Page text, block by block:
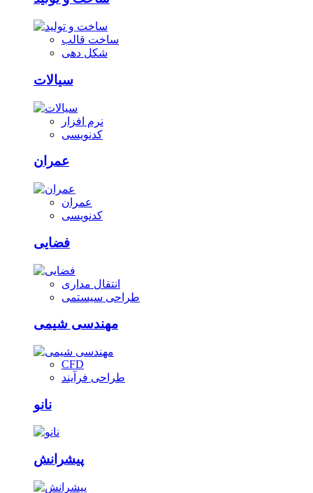
ساخت قالب
شکل دهی
سیالات
نرم افزار
کدنویسی
عمران
عمران
کدنویسی
فضایی
انتقال مداری
طراحی سیستمی
مهندسی شیمی
CFD
طراحی فرآیند
نانو
پیشرانش